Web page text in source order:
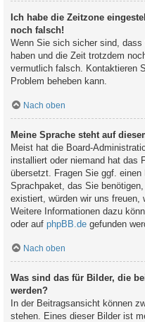
Ich habe die Zeitzone
noch falsch!
Wenn Sie sich sicher sind,
haben und die Zeit trotzdem
vermutlich falsch. Kontaktieren
Problem beheben kann.
Nach oben
Meine Sprache steht auf
Meist hat die Board-
installiert oder niemand hat das
übersetzt. Fragen Sie ggf.
Sprachpaket, das Sie
existiert, würden wir uns freuen,
Weitere Informationen dazu
oder auf phpBB.de gefunden
Nach oben
Was sind das für Bilder, die
werden?
In der Beitragsansicht können
stehen. Eines dieser Bilder ist